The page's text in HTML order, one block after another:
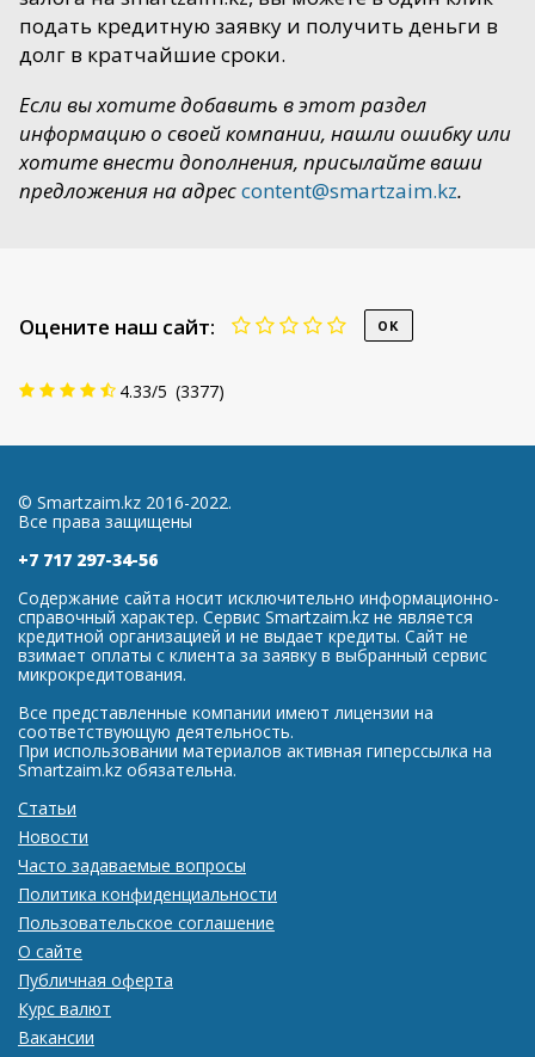
подать кредитную заявку и получить деньги в
долг в кратчайшие сроки.
Если вы хотите добавить в этот раздел
информацию о своей компании, нашли ошибку или
хотите внести дополнения, присылайте ваши
предложения на адресcontent@smartzaim.kz.
Оцените наш сайт:
4.33/5 (3377)
© Smartzaim.kz 2016-2022.
Все права защищены
+7 717 297-34-56
Содержание сайта носит исключительно информационно-
справочный характер. Сервис Smartzaim.kz не является
кредитной организацией и не выдает кредиты. Сайт не
взимает оплаты с клиента за заявку в выбранный сервис
микрокредитования.
Все представленные компании имеют лицензии на
соответствующую деятельность.
При использовании материалов активная гиперссылка на
Smartzaim.kz обязательна.
Статьи
Новости
Часто задаваемые вопросы
Политика конфиденциальности
Пользовательское соглашение
О сайте
Публичная оферта
Курс валют
Вакансии